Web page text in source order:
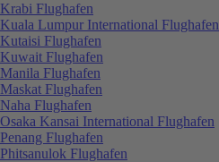
Krabi Flughafen
Kuala Lumpur International Flughafen
Kutaisi Flughafen
Kuwait Flughafen
Manila Flughafen
Maskat Flughafen
Naha Flughafen
Osaka Kansai International Flughafen
Penang Flughafen
Phitsanulok Flughafen